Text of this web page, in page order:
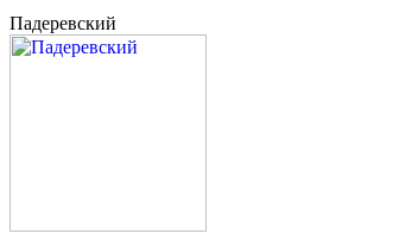
Падеревский